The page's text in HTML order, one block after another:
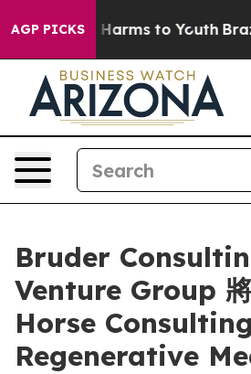
AGP PICKS
to Abate Harms to Youth Brazil
Bruder
Venture Group
Horse Consulting
Regenerative